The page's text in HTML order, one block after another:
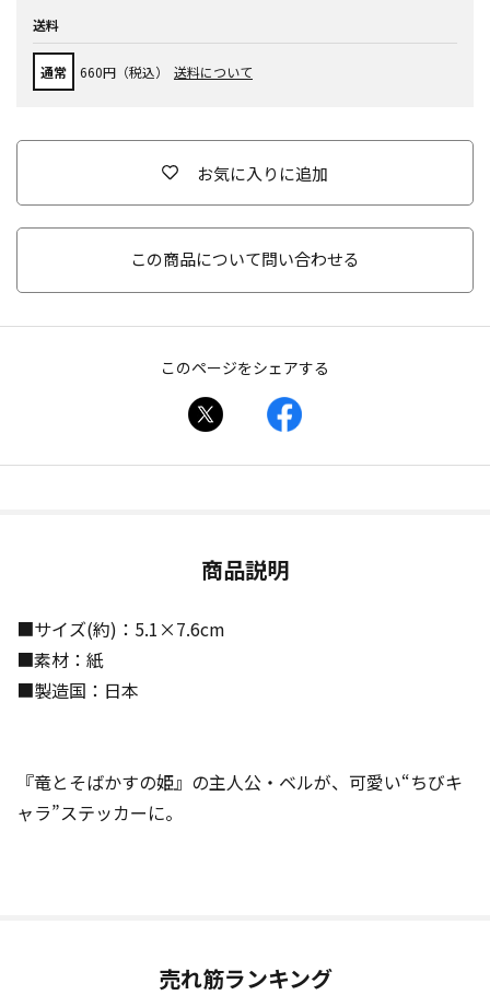
送料
通常 660円（税込） 送料について
お気に入りに追加
この商品について問い合わせる
このページをシェアする
商品説明
■サイズ(約)：5.1×7.6cm
■素材：紙
■製造国：日本
『竜とそばかすの姫』の主人公・ベルが、可愛い“ちびキ
ャラ”ステッカーに。
売れ筋ランキング